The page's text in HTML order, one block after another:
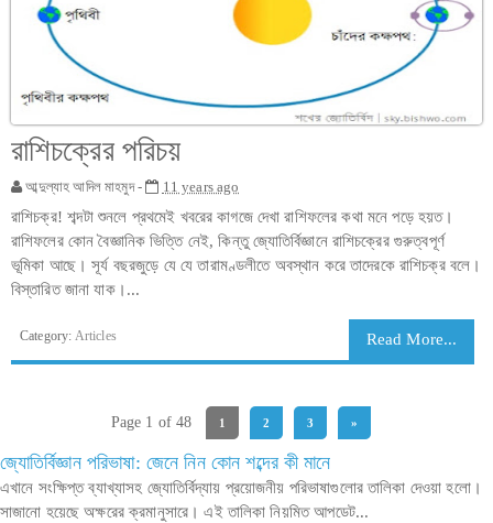
রাশিচক্রের পরিচয়
আব্দুল্যাহ আদিল মাহমুদ - 11 years ago
রাশিচক্র! শব্দটা শুনলে প্রথমেই খবরের কাগজে দেখা রাশিফলের কথা মনে পড়ে হয়ত।
রাশিফলের কোন বৈজ্ঞানিক ভিত্তি নেই, কিন্তু জ্যোতির্বিজ্ঞানে রাশিচক্রের গুরুত্বপূর্ণ
ভূমিকা আছে। সূর্য বছরজুড়ে যে যে তারামণ্ডলীতে অবস্থান করে তাদেরকে রাশিচক্র বলে।
বিস্তারিত জানা যাক।...
Category: Articles Read More...
Page 1 of 48 1 2 3 »
জ্যোতির্বিজ্ঞান পরিভাষা: জেনে নিন কোন শব্দের কী মানে
এখানে সংক্ষিপ্ত ব্যাখ্যাসহ জ্যোতির্বিদ্যায় প্রয়োজনীয় পরিভাষাগুলোর তালিকা দেওয়া হলো।
সাজানো হয়েছে অক্ষরের ক্রমানুসারে। এই তালিকা নিয়মিত আপডেট...